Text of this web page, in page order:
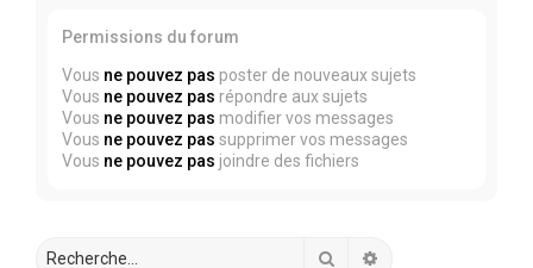
Permissions du forum
Vous ne pouvez pas poster de nouveaux sujets
Vous ne pouvez pas répondre aux sujets
Vous ne pouvez pas modifier vos messages
Vous ne pouvez pas supprimer vos messages
Vous ne pouvez pas joindre des fichiers
Rechercher